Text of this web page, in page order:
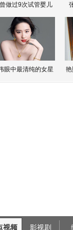
做过9次试管婴儿
眼中最清纯的女星
视频 影视剧